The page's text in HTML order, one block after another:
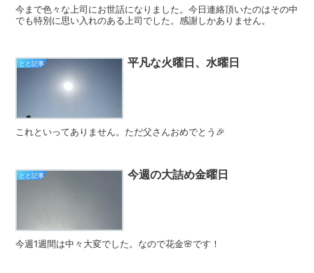
今まで色々な上司にお世話になりました。今日連絡頂いたのはその中
でも特別に思い入れのある上司でした。感謝しかありません。
とと記事 平凡な火曜日、水曜日
これといってありません。ただ父さんおめでとう🎉
とと記事 今週の大詰め金曜日
今週1週間は中々大変でした。なので花金🌸です！